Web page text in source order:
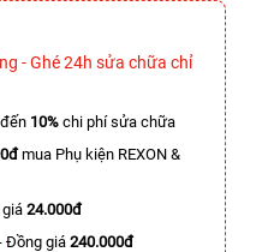
- Ghé 24h sửa chữa chỉ
10% chi phí sửa chữa
mua Phụ kiện REXON &
24.000đ
Đồng giá 240.000đ